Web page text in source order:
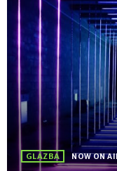
GLAZBA NOW ON